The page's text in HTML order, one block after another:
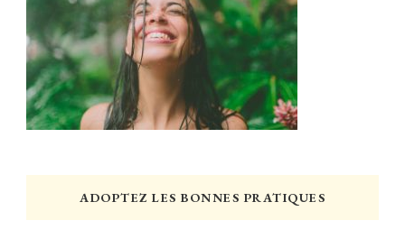
ADOPTEZ LES BONNES PRATIQUES